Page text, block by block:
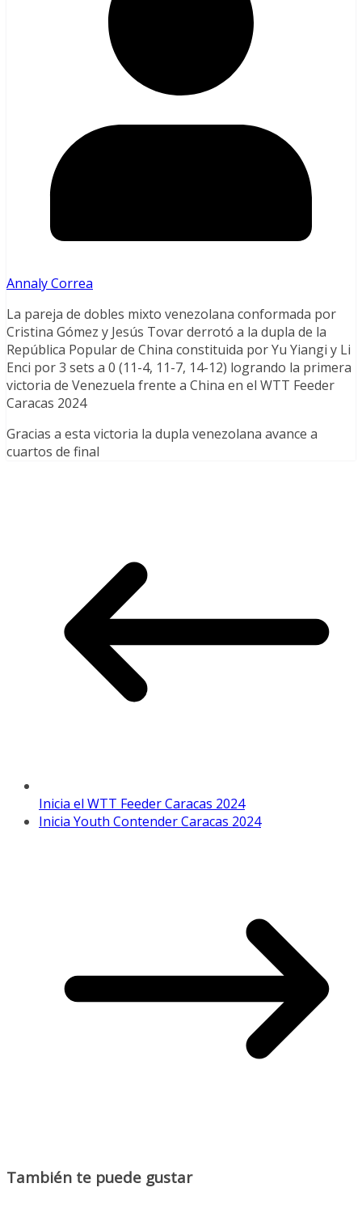
Annaly Correa
La pareja de dobles mixto venezolana conformada por
Cristina Gómez y Jesús Tovar derrotó a la dupla de la
República Popular de China constituida por Yu Yiangi y Li
Enci por 3 sets a 0 (11-4, 11-7, 14-12) logrando la primera
victoria de Venezuela frente a China en el WTT Feeder
Caracas 2024
Gracias a esta victoria la dupla venezolana avance a
cuartos de final
Inicia el WTT Feeder Caracas 2024
Inicia Youth Contender Caracas 2024
También te puede gustar